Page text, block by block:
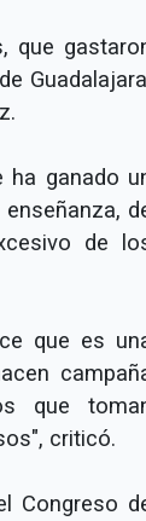
que
ha ganado
de
que es
que
criticó.
Congreso